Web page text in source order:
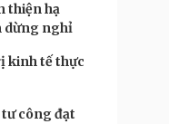
thiện hạ
dừng nghỉ
kinh tế thực
công đạt